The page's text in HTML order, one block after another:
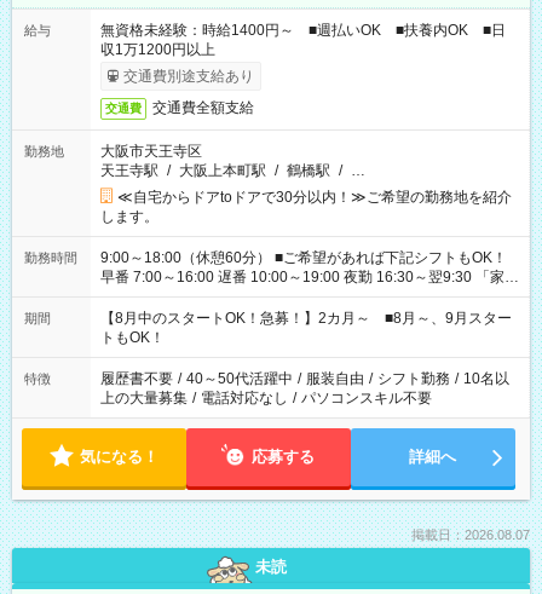
給与
無資格未経験：時給1400円～ ■週払いOK ■扶養内OK ■日
収1万1200円以上
交通費別途支給あり
交通費 交通費全額支給
勤務地
大阪市天王寺区
天王寺駅 / 大阪上本町駅 / 鶴橋駅 / …
≪自宅からドアtoドアで30分以内！≫ご希望の勤務地を紹介
します。
勤務時間
9:00～18:00（休憩60分） ■ご希望があれば下記シフトもOK！
早番 7:00～16:00 遅番 10:00～19:00 夜勤 16:30～翌9:30 「家族
と休みを合わせたい」 「余裕を持って夕飯の準備がしたい」
「できれば残業はしたくない」 など、ご希望を教えてください
ね。 ※Wワーク希望の方へ 今ご覧のお仕事で希望する勤務時間
と、もう1つのお仕事の勤務時間。 合計で週40時間を超える場
合は応募できません。
期間
【8月中のスタートOK！急募！】2カ月～ ■8月～、9月スター
トもOK！
特徴 履歴書不要 / 40～50代活躍中 / 服装自由 / シフト勤務 / 10名以
上の大量募集 / 電話対応なし / パソコンスキル不要
気になる！ 応募する 詳細へ
掲載日：2026.08.07
未読